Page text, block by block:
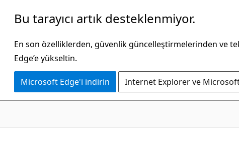
Bu tarayıcı artık desteklenmiyor.
En son özelliklerden, güvenlik güncelleştirmelerinden ve
Edge’e yükseltin.
Microsoft Edge'i indirin Internet Explorer ve